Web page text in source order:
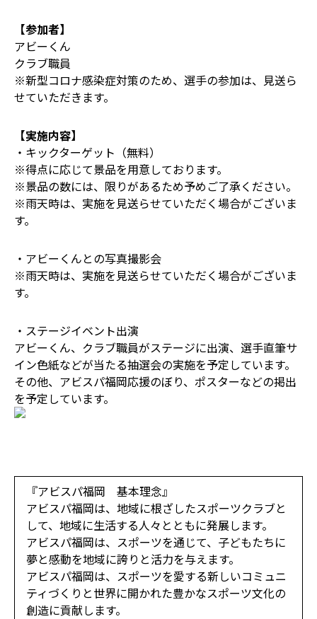
【参加者】
アビーくん
クラブ職員
※新型コロナ感染症対策のため、選手の参加は、見送ら
せていただきます。
【実施内容】
・キックターゲット（無料）
※得点に応じて景品を用意しております。
※景品の数には、限りがあるため予めご了承ください。
※雨天時は、実施を見送らせていただく場合がございま
す。
・アビーくんとの写真撮影会
※雨天時は、実施を見送らせていただく場合がございま
す。
・ステージイベント出演
アビーくん、クラブ職員がステージに出演、選手直筆サ
イン色紙などが当たる抽選会の実施を予定しています。
その他、アビスパ福岡応援のぼり、ポスターなどの掲出
を予定しています。
『アビスパ福岡 基本理念』
アビスパ福岡は、地域に根ざしたスポーツクラブと
して、地域に生活する人々とともに発展します。
アビスパ福岡は、スポーツを通じて、子どもたちに
夢と感動を地域に誇りと活力を与えます。
アビスパ福岡は、スポーツを愛する新しいコミュニ
ティづくりと世界に開かれた豊かなスポーツ文化の
創造に貢献します。